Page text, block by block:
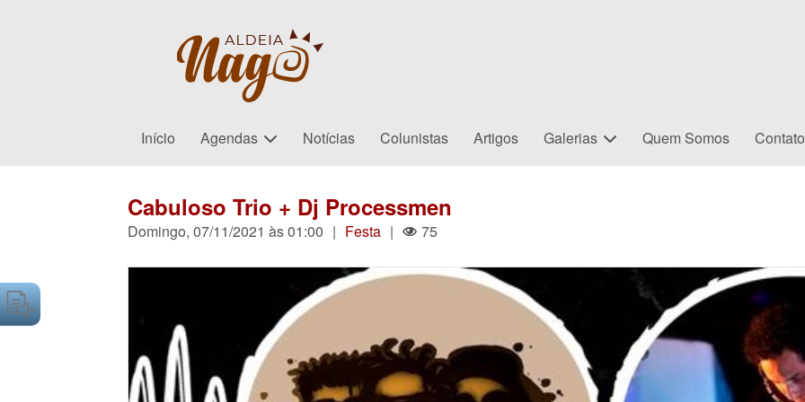
Início Agendas Notícias Colunistas Artigos Galerias Quem Somos Contato
Cabuloso Trio + Dj Processmen
Domingo, 07/11/2021 às 01:00 | Festa | 75